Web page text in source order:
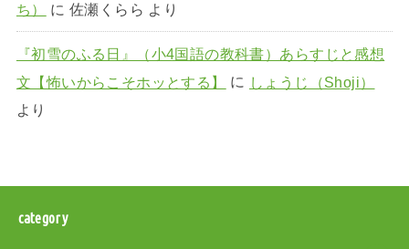
ち）
に 佐瀬くらら より
『初雪のふる日』（小4国語の教科書）あらすじと感想
文【怖いからこそホッとする】
に しょうじ（Shoji）
より
category